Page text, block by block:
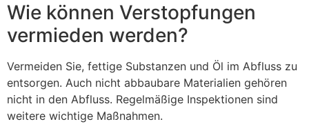
Wie können Verstopfungen
vermieden werden?
Vermeiden Sie, fettige Substanzen und Öl im Abfluss zu
entsorgen. Auch nicht abbaubare Materialien gehören
nicht in den Abfluss. Regelmäßige Inspektionen sind
weitere wichtige Maßnahmen.